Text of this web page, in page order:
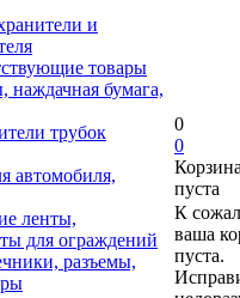
и
товары
наждачная бумага,
трубок
автомобиля,
ленты,
для ограждений
разъемы,
0
0
пуста
К
ваша
пуста.